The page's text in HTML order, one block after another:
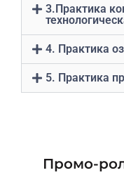
3.Практика
4. Практика
5. Практика
Промо-